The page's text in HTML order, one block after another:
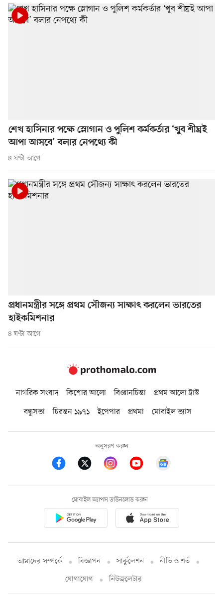
শেখ হাসিনার পক্ষে স্লোগান ও পুলিশ কর্মকর্তার ‘খুব শীঘ্রই
আপা আসবে’ বলার নেপথ্যে কী
৪ ঘণ্টা আগে
প্রধানমন্ত্রীর সঙ্গে প্রথম সৌজন্য সাক্ষাৎ করলেন ভারতের
হাইকমিশনার
৪ ঘণ্টা আগে
নাগরিক সংবাদ কিশোর আলো বিজ্ঞানচিন্তা
প্রথম আলো ট্রাস্ট
বন্ধুসভা
চিরন্তন ১৯৭১ ইপেপার প্রথমা মোবাইল ভ্যাস
অনুসরণ করুন
মোবাইল অ্যাপস ডাউনলোড করুন
আমাদের সম্পর্কে বিজ্ঞাপন সার্কুলেশন
নীতি ও শর্ত
যোগাযোগ
নিউজলেটার